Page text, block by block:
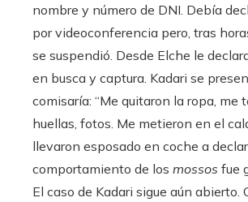
nombre y número de DNI. Debía
por videoconferencia pero, tras
se suspendió. Desde Elche le
en busca y captura. Kadari se
comisaría: “Me quitaron la ropa, me
huellas, fotos. Me metieron en el
llevaron esposado en coche a
comportamiento de los mossos fue
El caso de Kadari sigue aún abierto.